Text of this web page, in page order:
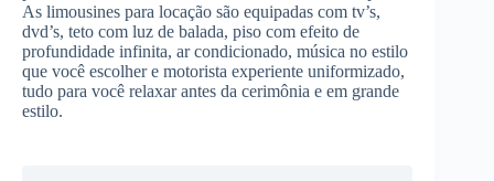
As limousines para locação são equipadas com tv’s,
dvd’s, teto com luz de balada, piso com efeito de
profundidade infinita, ar condicionado, música no estilo
que você escolher e motorista experiente uniformizado,
tudo para você relaxar antes da cerimônia e em grande
estilo.